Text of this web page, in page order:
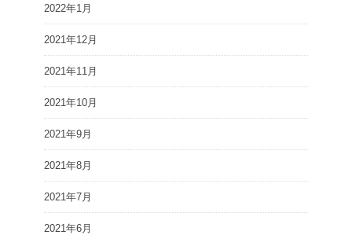
2022年1月
2021年12月
2021年11月
2021年10月
2021年9月
2021年8月
2021年7月
2021年6月